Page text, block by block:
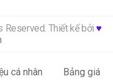
Reserved. Thiết kế bởi♥
cá nhân
Bảng giá